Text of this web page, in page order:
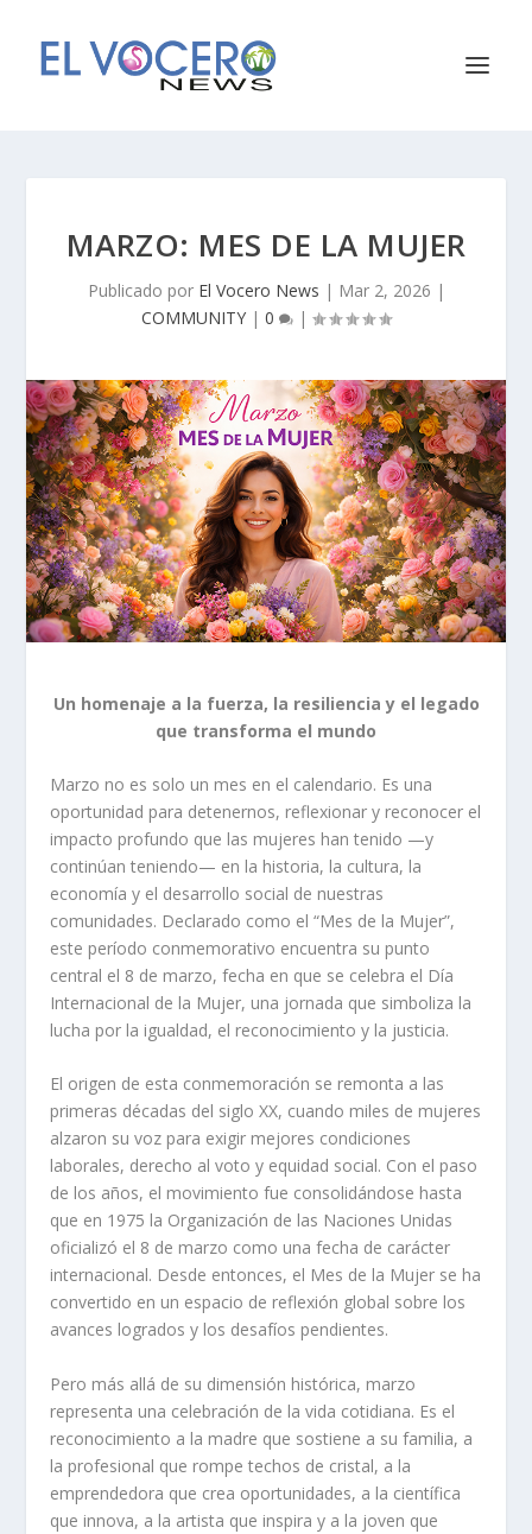
MARZO: MES DE LA MUJER
Publicado por El Vocero News | Mar 2, 2026 |
COMMUNITY | 0 |
Un homenaje a la fuerza, la resiliencia y el legado
que transforma el mundo
Marzo no es solo un mes en el calendario. Es una
oportunidad para detenernos, reflexionar y reconocer el
impacto profundo que las mujeres han tenido —y
continúan teniendo— en la historia, la cultura, la
economía y el desarrollo social de nuestras
comunidades. Declarado como el “Mes de la Mujer”,
este período conmemorativo encuentra su punto
central el 8 de marzo, fecha en que se celebra el Día
Internacional de la Mujer, una jornada que simboliza la
lucha por la igualdad, el reconocimiento y la justicia.
El origen de esta conmemoración se remonta a las
primeras décadas del siglo XX, cuando miles de mujeres
alzaron su voz para exigir mejores condiciones
laborales, derecho al voto y equidad social. Con el paso
de los años, el movimiento fue consolidándose hasta
que en 1975 la Organización de las Naciones Unidas
oficializó el 8 de marzo como una fecha de carácter
internacional. Desde entonces, el Mes de la Mujer se ha
convertido en un espacio de reflexión global sobre los
avances logrados y los desafíos pendientes.
Pero más allá de su dimensión histórica, marzo
representa una celebración de la vida cotidiana. Es el
reconocimiento a la madre que sostiene a su familia, a
la profesional que rompe techos de cristal, a la
emprendedora que crea oportunidades, a la científica
que innova, a la artista que inspira y a la joven que